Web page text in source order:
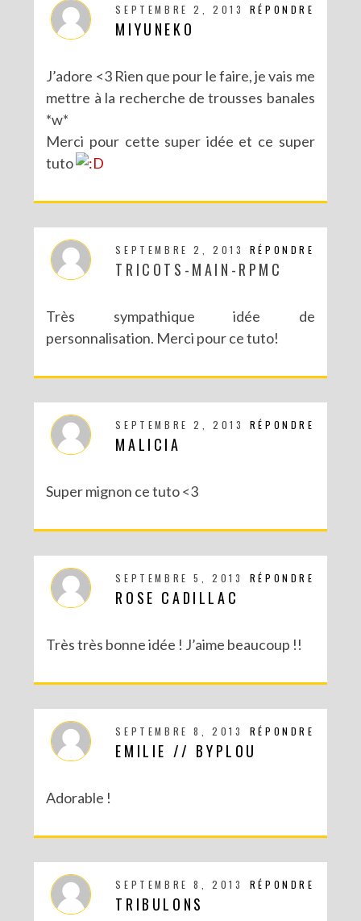
RÉPONDRE
SEPTEMBRE 2, 2013
MIYUNEKO
J’adore <3 Rien que pour le faire, je vais me
mettre à la recherche de trousses banales
*w*
Merci pour cette super idée et ce super
tuto
RÉPONDRE
SEPTEMBRE 2, 2013
TRICOTS-MAIN-RPMC
Très sympathique idée de
personnalisation. Merci pour ce tuto!
RÉPONDRE
SEPTEMBRE 2, 2013
MALICIA
Super mignon ce tuto <3
RÉPONDRE
SEPTEMBRE 5, 2013
ROSE CADILLAC
Très très bonne idée ! J’aime beaucoup !!
RÉPONDRE
SEPTEMBRE 8, 2013
EMILIE // BYPLOU
Adorable !
RÉPONDRE
SEPTEMBRE 8, 2013
TRIBULONS